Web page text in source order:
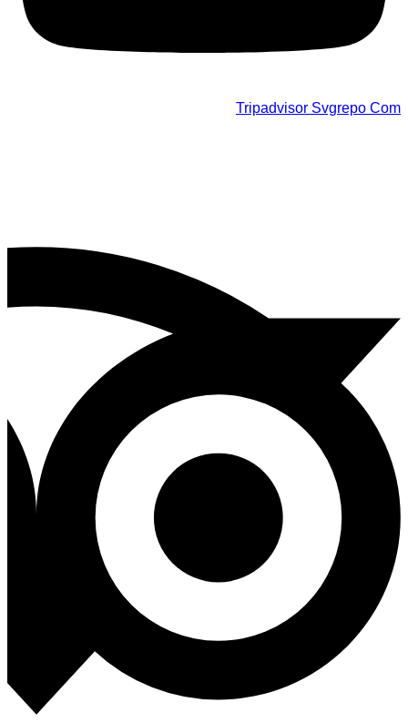
Tripadvisor Svgrepo Com